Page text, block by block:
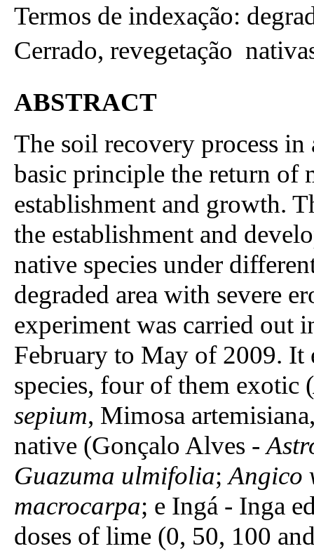
Termos de indexação:
Cerrado, revegetação 
ABSTRACT
The soil recovery process in
basic principle the return
establishment and growth.
the establishment and
native species under
degraded area with severe
experiment was carried out
February to May of 2009. It
species, four of them exotic (
sepium, Mimosa
native (Gonçalo Alves -
Guazuma ulmifolia;Angico
macrocarpa; e Ingá - Inga
doses of lime (0, 50, 100